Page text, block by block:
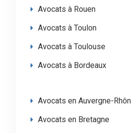
Avocats à Rouen
Avocats à Toulon
Avocats à Toulouse
Avocats à Bordeaux
Avocats en Auvergne-
Avocats en Bretagne